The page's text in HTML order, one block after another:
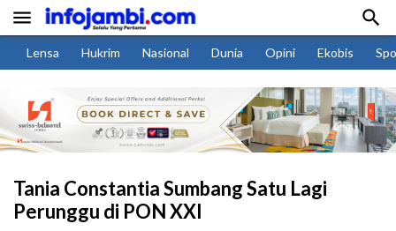
 
Lensa Hukrim Nasional Dunia Opini Ekobis
Tania Constantia Sumbang Satu Lagi
Perunggu di PON XXI